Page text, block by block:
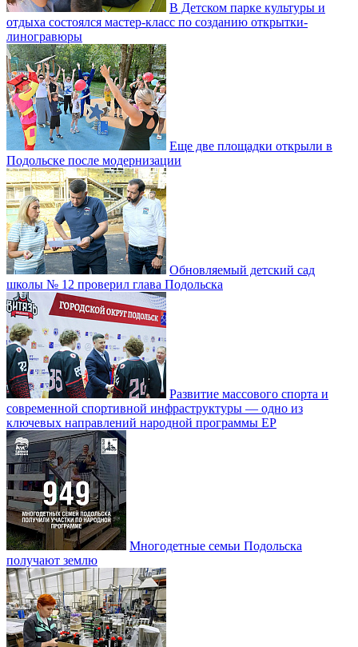
В Детском парке культуры и
отдыха состоялся мастер-класс по созданию открытки-
линогравюры
Еще две площадки открыли в
Подольске после модернизации
Обновляемый детский сад
школы № 12 проверил глава Подольска
Развитие массового спорта и
современной спортивной инфраструктуры — одно из
ключевых направлений народной программы ЕР
Многодетные семьи Подольска
получают землю